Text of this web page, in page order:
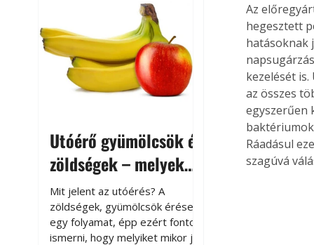
kertészkedés sokak számára
kikapcsolódást és feltöltődést
is jelent.
Utóérő gyümölcsök és
zöldségek – melyek
érnek tovább leszedés
után?
Mit jelent az utóérés? A
zöldségek, gyümölcsök érése
egy folyamat, épp ezért fontos
ismerni, hogy melyiket mikor jó
Az
hegesztett
hatásoknak
kezelését
az összes
egyszerűen
Ráadásul
szagúvá